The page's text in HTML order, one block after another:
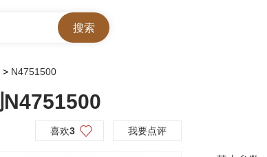
> N4751500
喜欢3 我要点评